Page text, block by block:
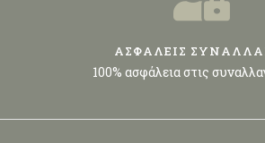
ΑΣΦΑΛΕΙΣ
100% ασφάλεια στις